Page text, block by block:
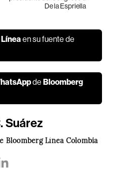
De la Espriella
en su fuente de
de Bloomberg
Suárez
Bloomberg Línea Colombia